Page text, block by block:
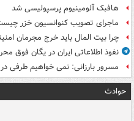
هافبک آلومینیوم پرسپولیسی شد
ماجرای تصویب کنوانسیون خزر
چرا بیت المال باید خرج مجرمان
نفوذ اطلاعاتی ایران در یگان فوق
مسرور بارزانی: نمی خواهیم طرفی
حوادث